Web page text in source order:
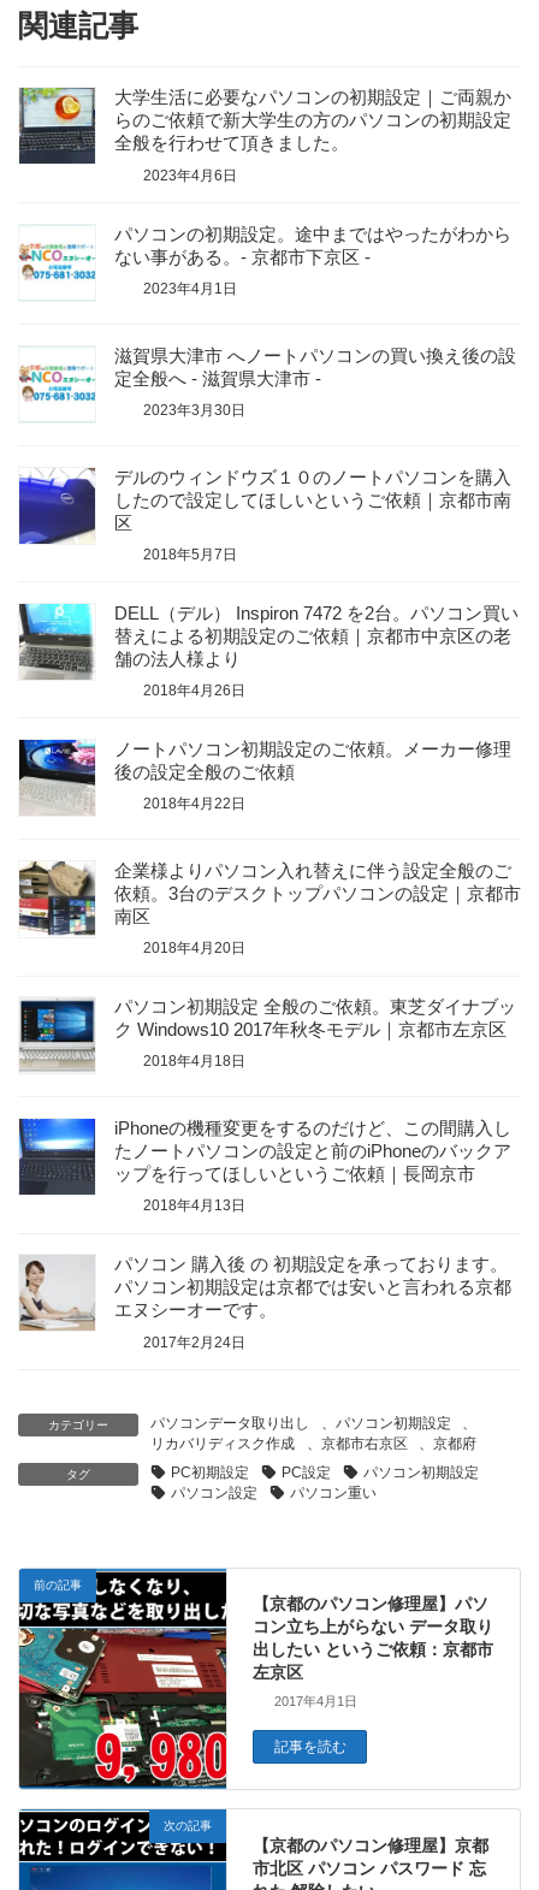
関連記事
大学生活に必要なパソコンの初期設定｜ご両親か
らのご依頼で新大学生の方のパソコンの初期設定
全般を行わせて頂きました。
2023年4月6日
パソコンの初期設定。途中まではやったがわから
ない事がある。- 京都市下京区 -
2023年4月1日
滋賀県大津市 へノートパソコンの買い換え後の設
定全般へ - 滋賀県大津市 -
2023年3月30日
デルのウィンドウズ１０のノートパソコンを購入
したので設定してほしいというご依頼｜京都市南
区
2018年5月7日
DELL（デル） Inspiron 7472 を2台。パソコン買い
替えによる初期設定のご依頼｜京都市中京区の老
舗の法人様より
2018年4月26日
ノートパソコン初期設定のご依頼。メーカー修理
後の設定全般のご依頼
2018年4月22日
企業様よりパソコン入れ替えに伴う設定全般のご
依頼。3台のデスクトップパソコンの設定｜京都市
南区
2018年4月20日
パソコン初期設定 全般のご依頼。東芝ダイナブッ
ク Windows10 2017年秋冬モデル｜京都市左京区
2018年4月18日
iPhoneの機種変更をするのだけど、この間購入し
たノートパソコンの設定と前のiPhoneのバックア
ップを行ってほしいというご依頼｜長岡京市
2018年4月13日
パソコン 購入後 の 初期設定を承っております。
パソコン初期設定は京都では安いと言われる京都
エヌシーオーです。
2017年2月24日
カテゴリー パソコンデータ取り出し 、 パソコン初期設定
、
リカバリディスク作成
、 京都市右京区 、京都府
タグ PC初期設定 PC設定
パソコン初期設定
パソコン設定
パソコン重い
前の記事
【京都のパソコン修理屋】パソ
コン立ち上がらない データ取り
出したい というご依頼：京都市
左京区
2017年4月1日
記事を読む
次の記事
【京都のパソコン修理屋】京都
市北区 パソコン パスワード 忘